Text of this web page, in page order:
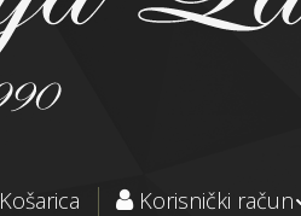
Košarica Korisnički račun